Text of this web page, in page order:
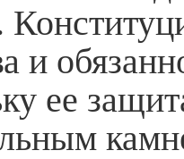
и
ее